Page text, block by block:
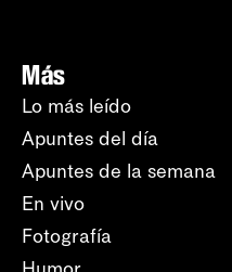
Más
Lo más leído
Apuntes del día
Apuntes de la semana
En vivo
Fotografía